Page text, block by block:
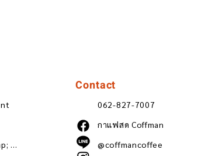
Wholesale coffee beans OEM &amp; ODM
Contact
062-827-7007
กาแฟสด Coffman
@coffmancoffee